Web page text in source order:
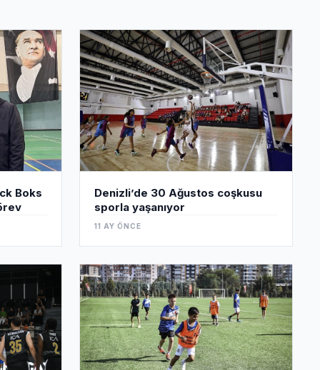
Boks
Denizli’de 30 Ağustos coşkusu
sporla yaşanıyor
11 AY ÖNCE